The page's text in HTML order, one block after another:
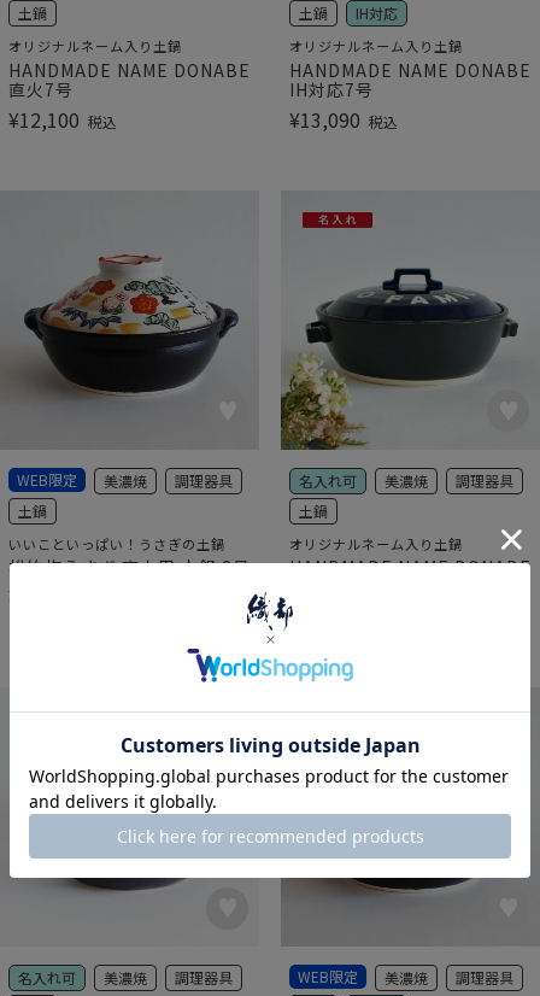
土鍋
オリジナルネーム入り土鍋
HANDMADE NAME DONABE
直火7号
¥12,100 税込
土鍋
IH対応
オリジナルネーム入り土鍋
HANDMADE NAME DONABE
IH対応7号
¥13,090 税込
WEB限定 美濃焼
調理器具
土鍋
いいこといっぱい！うさぎの土鍋
松竹梅うさぎ 直火用 土鍋 8号
¥
名入れ可 美濃焼
調理器具
土鍋
オリジナルネーム入り土鍋
HANDMADE NAME DONABE
¥
名入れ可 美濃焼
調理器具
WEB限定 美濃焼
調理器具